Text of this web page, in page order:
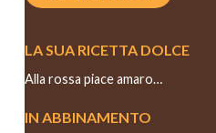
LA SUA RICETTA DOLCE
Alla rossa piace amaro…
IN ABBINAMENTO